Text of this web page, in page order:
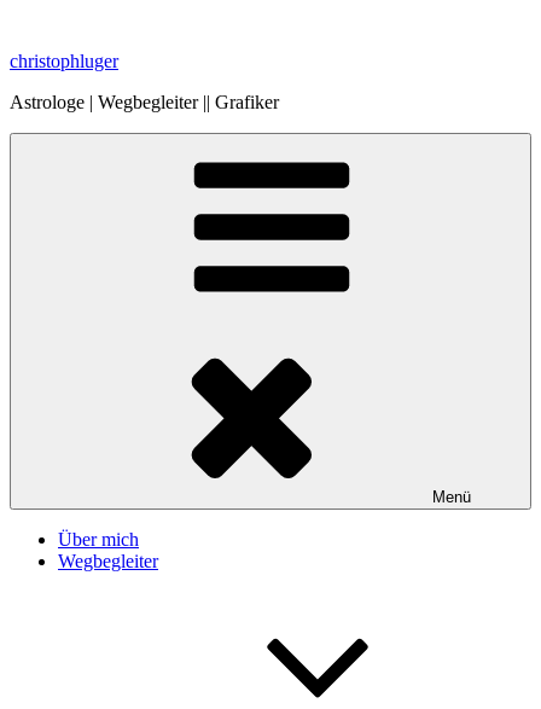
springen
christophluger
Astrologe | Wegbegleiter || Grafiker
Menü
Über mich
Wegbegleiter